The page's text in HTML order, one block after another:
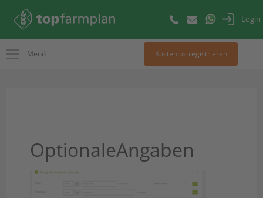
Login
Menü Kostenlos registrieren
OptionaleAngaben